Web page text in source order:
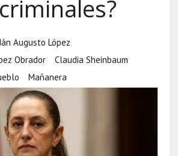
Augusto López
Obrador
Claudia Sheinbaum
Mañanera